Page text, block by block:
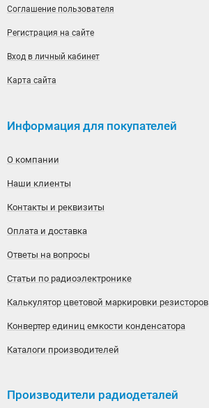
Соглашение пользователя
Регистрация на сайте
Вход в личный кабинет
Карта сайта
Информация для покупателей
О компании
Наши клиенты
Контакты и реквизиты
Оплата и доставка
Ответы на вопросы
Статьи по радиоэлектронике
Калькулятор цветовой маркировки резисторов
Конвертер единиц емкости конденсатора
Каталоги производителей
Производители радиодеталей